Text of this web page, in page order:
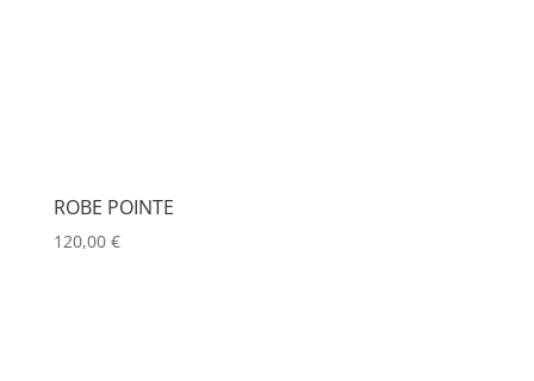
ROBE POINTE
120,00 €